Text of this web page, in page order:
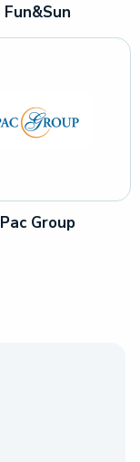
Fun&Sun
Pac Group